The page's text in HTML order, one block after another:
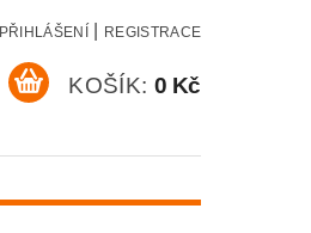
PŘIHLÁŠENÍ REGISTRACE
KOŠÍK: 0 Kč